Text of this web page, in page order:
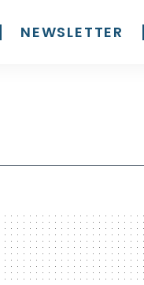
NEWSLETTER